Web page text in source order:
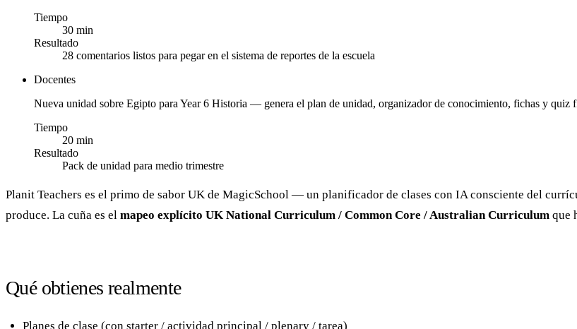
Tiempo
30 min
Resultado
28 comentarios listos para pegar en el sistema de reportes de la escuela
Docentes
Nueva unidad sobre Egipto para Year 6 Historia — genera el plan de unidad, organizador de conocimiento, fichas y
Tiempo
20 min
Resultado
Pack de unidad para medio trimestre
Planit Teachers es el primo de sabor UK de MagicSchool — un planificador de clases con IA consciente del
produce. La cuña es el mapeo explícito UK National Curriculum / Common Core / Australian Curriculum que
Qué obtienes realmente
Planes de clase (con starter / actividad principal / plenary / tarea)